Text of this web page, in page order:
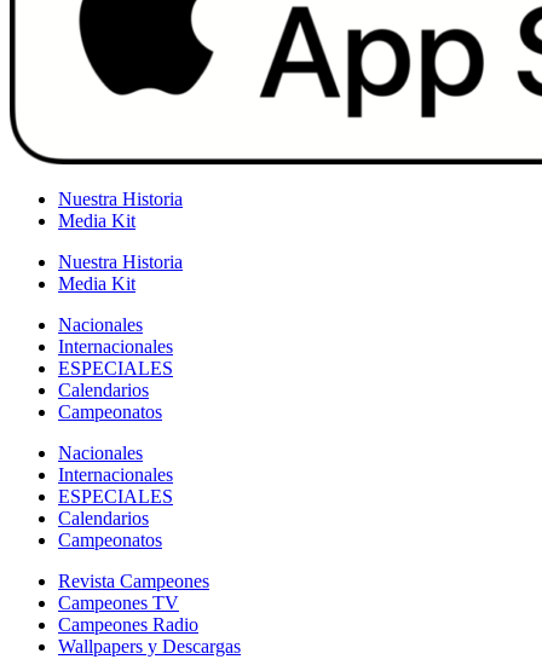
Nuestra Historia
Media Kit
Nuestra Historia
Media Kit
Nacionales
Internacionales
ESPECIALES
Calendarios
Campeonatos
Nacionales
Internacionales
ESPECIALES
Calendarios
Campeonatos
Revista Campeones
Campeones TV
Campeones Radio
Wallpapers y Descargas